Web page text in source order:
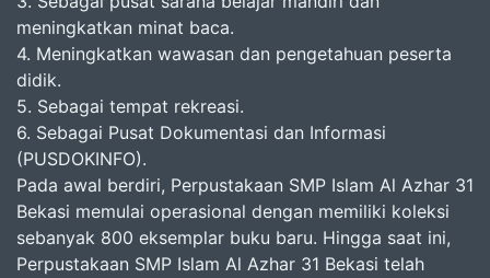
meningkatkan minat baca.
4. Meningkatkan wawasan dan pengetahuan peserta
didik.
5. Sebagai tempat rekreasi.
6. Sebagai Pusat Dokumentasi dan Informasi
(PUSDOKINFO).
Pada awal berdiri, Perpustakaan SMP Islam Al Azhar 31
Bekasi memulai operasional dengan memiliki koleksi
sebanyak 800 eksemplar buku baru. Hingga saat ini,
Perpustakaan SMP Islam Al Azhar 31 Bekasi telah